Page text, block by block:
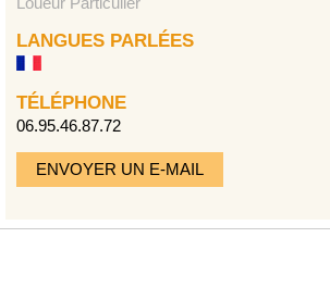
LANGUES PARLÉES
TÉLÉPHONE
06.95.46.87.72
ENVOYER UN E-MAIL